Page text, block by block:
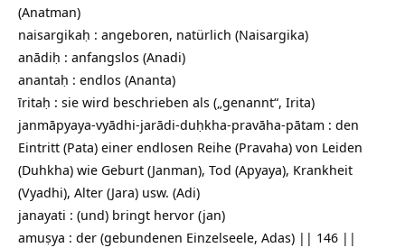
(Anatman)
naisargikaḥ : angeboren, natürlich (Naisargika)
anādiḥ : anfangslos (Anadi)
anantaḥ : endlos (Ananta)
īritaḥ : sie wird beschrieben als („genannt“, Irita)
janmāpyaya-vyādhi-jarādi-duḥkha-pravāha-pātam : den
Eintritt (Pata) einer endlosen Reihe (Pravaha) von Leiden
(Duhkha) wie Geburt (Janman), Tod (Apyaya), Krankheit
(Vyadhi), Alter (Jara) usw. (Adi)
janayati : (und) bringt hervor (jan)
amuṣya : der (gebundenen Einzelseele, Adas) || 146 ||